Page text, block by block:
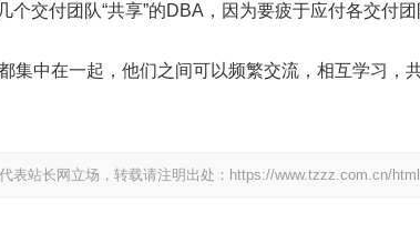
个交付团队“共享”的DBA，因为要疲于应付各交付
集中在一起，他们之间可以频繁交流，相互学习，
表站长网立场，转载请注明出处： https://www.tzzz.com.cn/